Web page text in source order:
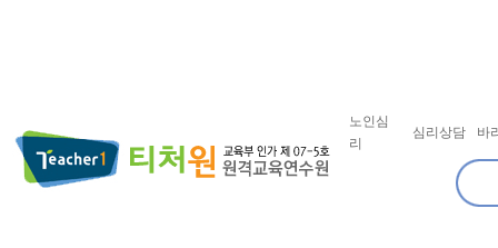
노인심
리
심리상담 바